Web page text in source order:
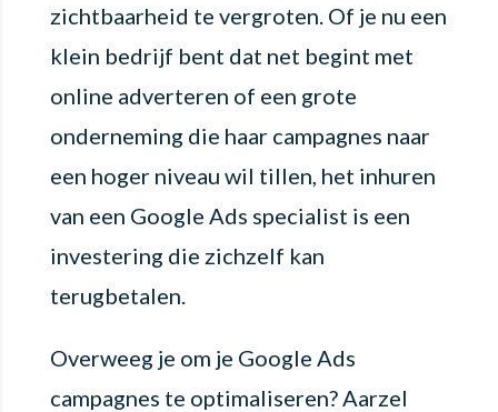
zichtbaarheid te vergroten. Of je nu een
klein bedrijf bent dat net begint met
online adverteren of een grote
onderneming die haar campagnes naar
een hoger niveau wil tillen, het inhuren
van een Google Ads specialist is een
investering die zichzelf kan
terugbetalen.
Overweeg je om je Google Ads
campagnes te optimaliseren? Aarzel